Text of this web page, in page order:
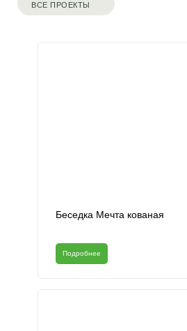
ВСЕ ПРОЕКТЫ
Беседка Мечта кованая
Подробнее